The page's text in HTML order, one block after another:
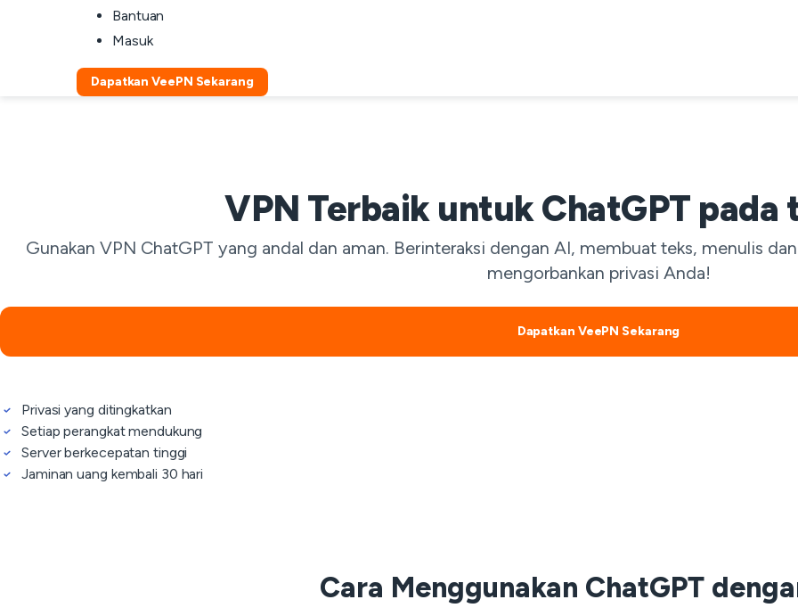
Bantuan
Masuk
Dapatkan VeePN Sekarang
VPN Terbaik untuk ChatGPT pada
Gunakan VPN ChatGPT yang andal dan aman. Berinteraksi dengan AI, membuat teks, menulis
mengorbankan privasi Anda!
Dapatkan VeePN Sekarang
Privasi yang ditingkatkan
Setiap perangkat mendukung
Server berkecepatan tinggi
Jaminan uang kembali 30 hari
Cara Menggunakan ChatGPT